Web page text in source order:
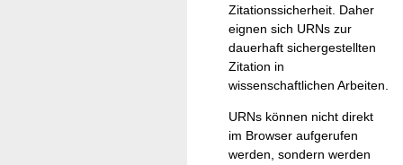
Zitationssicherheit. Daher
eignen sich URNs zur
dauerhaft sichergestellten
Zitation in
wissenschaftlichen Arbeiten.
URNs können nicht direkt
im Browser aufgerufen
werden, sondern werden